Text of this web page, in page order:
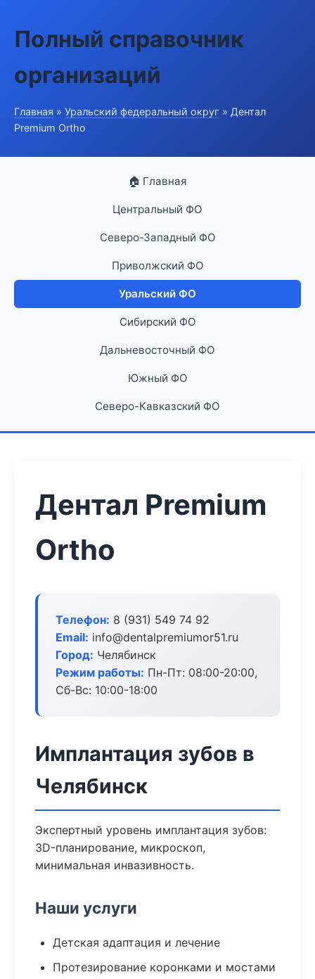
Полный справочник
организаций
Главная » Уральский федеральный округ » Дентал
Premium Ortho
🏠 Главная
Центральный ФО
Северо-Западный ФО
Приволжский ФО
Уральский ФО
Сибирский ФО
Дальневосточный ФО
Южный ФО
Северо-Кавказский ФО
Дентал Premium
Ortho
Телефон: 8 (931) 549 74 92
Email: info@dentalpremiumor51.ru
Город: Челябинск
Режим работы: Пн-Пт: 08:00-20:00,
Сб-Вс: 10:00-18:00
Имплантация зубов в
Челябинск
Экспертный уровень имплантация зубов:
3D-планирование, микроскоп,
минимальная инвазивность.
Наши услуги
Детская адаптация и лечение
Протезирование коронками и мостами